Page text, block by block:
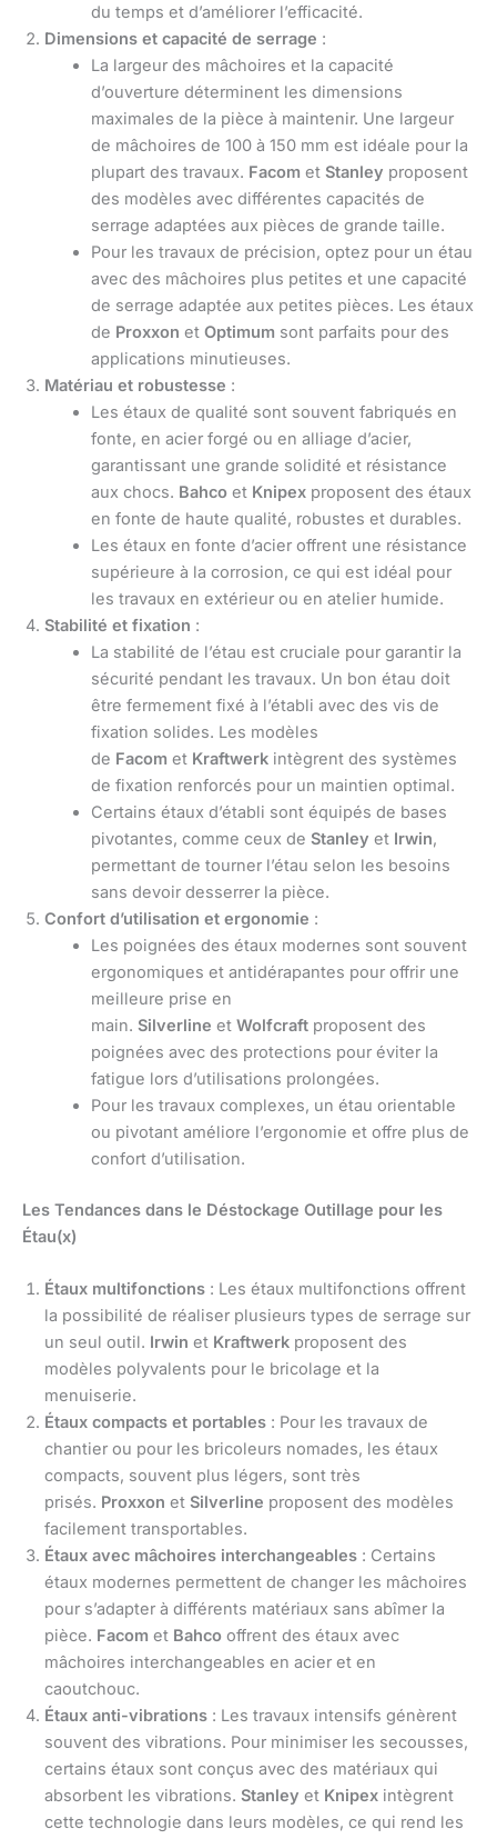
du temps et d’améliorer l’efficacité.
Dimensions et capacité de serrage :
La largeur des mâchoires et la capacité
d’ouverture déterminent les dimensions
maximales de la pièce à maintenir. Une largeur
de mâchoires de 100 à 150 mm est idéale pour la
plupart des travaux. Facom et Stanley proposent
des modèles avec différentes capacités de
serrage adaptées aux pièces de grande taille.
Pour les travaux de précision, optez pour un étau
avec des mâchoires plus petites et une capacité
de serrage adaptée aux petites pièces. Les étaux
de Proxxon et Optimum sont parfaits pour des
applications minutieuses.
Matériau et robustesse :
Les étaux de qualité sont souvent fabriqués en
fonte, en acier forgé ou en alliage d’acier,
garantissant une grande solidité et résistance
aux chocs. Bahcoet Knipexproposent des étaux
en fonte de haute qualité, robustes et durables.
Les étaux en fonte d’acier offrent une résistance
supérieure à la corrosion, ce qui est idéal pour
les travaux en extérieur ou en atelier humide.
Stabilité et fixation :
La stabilité de l’étau est cruciale pour garantir la
sécurité pendant les travaux. Un bon étau doit
être fermement fixé à l’établi avec des vis de
fixation solides. Les modèles
de Facom et Kraftwerkintègrent des systèmes
de fixation renforcés pour un maintien optimal.
Certains étaux d’établi sont équipés de bases
pivotantes, comme ceux de Stanley et Irwin,
permettant de tourner l’étau selon les besoins
sans devoir desserrer la pièce.
Confort d’utilisation et ergonomie :
Les poignées des étaux modernes sont souvent
ergonomiques et antidérapantes pour offrir une
meilleure prise en
main. Silverline et Wolfcraftproposent des
poignées avec des protections pour éviter la
fatigue lors d’utilisations prolongées.
Pour les travaux complexes, un étau orientable
ou pivotant améliore l’ergonomie et offre plus de
confort d’utilisation.
Les Tendances dans le Déstockage Outillage pour les
Étau(x)
Étaux multifonctions : Les étaux multifonctions offrent
la possibilité de réaliser plusieurs types de serrage sur
un seul outil. Irwin et Kraftwerk proposent des
modèles polyvalents pour le bricolage et la
menuiserie.
Étaux compacts et portables : Pour les travaux de
chantier ou pour les bricoleurs nomades, les étaux
compacts, souvent plus légers, sont très
prisés. Proxxon et Silverline proposent des modèles
facilement transportables.
Étaux avec mâchoires interchangeables : Certains
étaux modernes permettent de changer les mâchoires
pour s’adapter à différents matériaux sans abîmer la
pièce. Facom et Bahco offrent des étaux avec
mâchoires interchangeables en acier et en
caoutchouc.
Étaux anti-vibrations : Les travaux intensifs génèrent
souvent des vibrations. Pour minimiser les secousses,
certains étaux sont conçus avec des matériaux qui
absorbent les vibrations. Stanley et Knipex intègrent
cette technologie dans leurs modèles, ce qui rend les